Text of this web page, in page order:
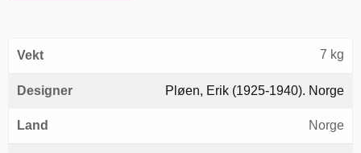
Vekt 7 kg
Designer Pløen, Erik (1925-1940). Norge
Land Norge